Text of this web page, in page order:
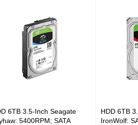
6TB 3.5-Inch Seagate
5400RPM; SATA
HDD 6TB
IronWolf: